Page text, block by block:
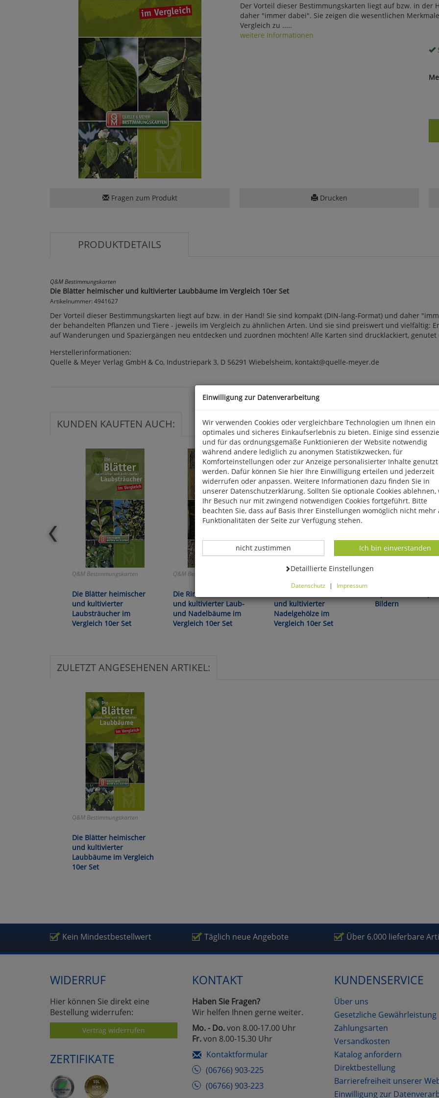
Der Vorteil dieser Bestimmungskarten liegt auf bzw. in der
daher "immer dabei". Sie zeigen die wesentlichen
Vergleich zu .....
weitere Informationen
Fragen zum Produkt Drucken
PRODUKTDETAILS
Q&M Bestimmungskarten
Die Blätter heimischer und kultivierter Laubbäume im Vergleich 10er Set
Artikelnummer: 4941627
Der Vorteil dieser Bestimmungskarten liegt auf bzw. in der Hand! Sie sind kompakt (DIN-lang-Format) und daher
der behandelten Pflanzen und Tiere - jeweils im Vergleich zu ähnlichen Arten. Und sie sind preiswert und vielfältig:
auf Wanderungen und Spaziergängen neu entdecken und zuordnen möchten! Alle Karten sind drucklackiert, genutet
Herstellerinformationen:
Quelle & Meyer Verlag GmbH & Co, Industriepark 3, D 56291 Wiebelsheim, kontakt@quelle-meyer.de
KUNDEN KAUFTEN AUCH:
Q&M Bestimmungskarten
Die Blätter heimischer
und kultivierter
Laubsträucher im
Vergleich 10er Set
Q&M Bestimmungskarten
Die Rinden heimischer
und kultivierter Laub-
und Nadelbäume im
Vergleich 10er Set
Q&M Bestimmungskarten
und kultivierter
Nadelgehölze im
Vergleich 10er Set
Bildern
ZULETZT ANGESEHENEN ARTIKEL:
Q&M Bestimmungskarten
Die Blätter heimischer
und kultivierter
Laubbäume im Vergleich
10er Set
Kein Mindestbestellwert Täglich neue Angebote Über 6.000 lieferbare
WIDERRUF
Hier können Sie direkt eine
Bestellung widerrufen:
Vertrag widerrufen
ZERTIFIKATE
KONTAKT
Haben Sie Fragen?
Wir helfen Ihnen gerne weiter.
Mo. - Do.von 8.00-17.00 Uhr
Fr.von 8.00-15.30 Uhr
Kontaktformular
(06766) 903-225
(06766) 903-223
KUNDENSERVICE
Über uns
Gesetzliche Gewährleistung
Zahlungsarten
Versandkosten
Katalog anfordern
Direktbestellung
Barrierefreiheit unserer
Einwilligung zur
Einwilligung zur Datenverarbeitung
Wir verwenden Cookies oder vergleichbare Technologien um Ihnen ein
optimales und sicheres Einkaufserlebnis zu bieten. Einige sind
und für das ordnungsgemäße Funktionieren der Website notwendig
während andere lediglich zu anonymen Statistikzwecken, für
Komforteinstellungen oder zur Anzeige personalisierter Inhalte genutzt
werden. Dafür können Sie hier Ihre Einwilligung erteilen und jederzeit
widerrufen oder anpassen. Weitere Informationen dazu finden Sie in
unserer Datenschutzerklärung. Sollten Sie optionale Cookies ablehnen,
Ihr Besuch nur mit zwingend notwendigen Cookies fortgeführt. Bitte
beachten Sie, dass auf Basis Ihrer Einstellungen womöglich nicht mehr
Funktionalitäten der Seite zur Verfügung stehen.
Datenverarbeitung -
Ich bin einverstanden
Datenverarbeitung -
nicht zustimmen
Datenverarbeitung -
Detaillierte Einstellungen
Datenschutz | Impressum
Cookies ablehnen, wird Ihr Besuch nur mit zwingend notwendigen
fortgeführt. Bitte beachten Sie, dass auf Basis Ihrer Einstellungen
nicht mehr alle Funktionalitäten der Seite zur Verfügung stehen.